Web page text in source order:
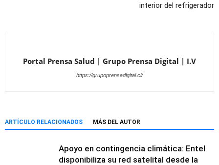
interior del refrigerador
Portal Prensa Salud | Grupo Prensa Digital | I.V
https://grupoprensadigital.cl/
ARTÍCULO RELACIONADOS MÁS DEL AUTOR
Apoyo en contingencia climática: Entel
disponibiliza su red satelital desde la